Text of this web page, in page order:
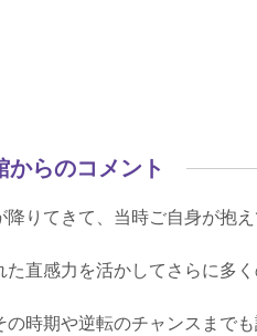
からのコメント
りてきて、当時ご自身が抱
直感力を活かしてさらに多
時期や逆転のチャンスまで